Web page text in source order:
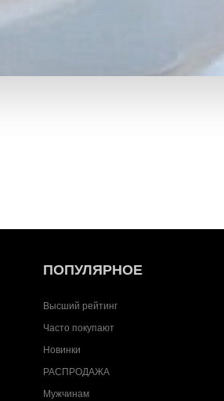
ПОПУЛЯРНОЕ
Высший рейтинг
Часто покупают
Новинки
РАСПРОДАЖА
Мужчинам